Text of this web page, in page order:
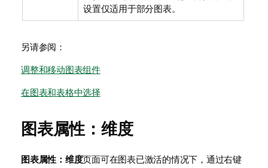
设置仅适用于部分图表。
另请参阅：
调整和移动图表组件
在图表和表格中选择
图表属性：维度
图表属性：维度页面可在图表已激活的情况下，通过右键